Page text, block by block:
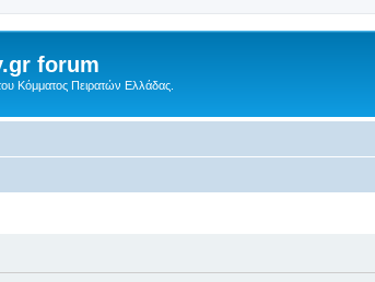
forum
Κόμματος Πειρατών Ελλάδας.